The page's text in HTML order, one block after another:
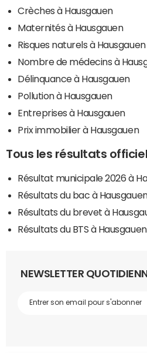
Crèches à Hausgauen
Maternités à Hausgauen
Risques naturels à Hausgauen
Nombre de médecins à
Délinquance à Hausgauen
Pollution à Hausgauen
Entreprises à Hausgauen
Prix immobilier à Hausgauen
Tous les résultats
Résultat municipale 2026 à
Résultats du bac à
Résultats du brevet à
Résultats du BTS à Hausgauen
NEWSLETTER